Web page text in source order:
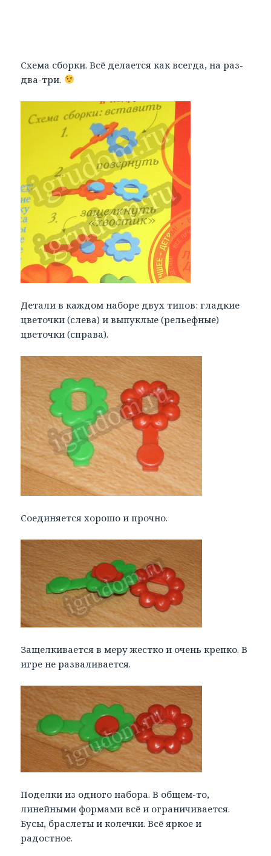
Схема сборки. Всё делается как всегда, на раз-
два-три.
Детали в каждом наборе двух типов: гладкие
цветочки (слева) и выпуклые (рельефные)
цветочки (справа).
Соединяется хорошо и прочно.
Защелкивается в меру жестко и очень крепко. В
игре не разваливается.
Поделки из одного набора. В общем-то,
линейными формами всё и ограничивается.
Бусы, браслеты и колечки. Всё яркое и
радостное.